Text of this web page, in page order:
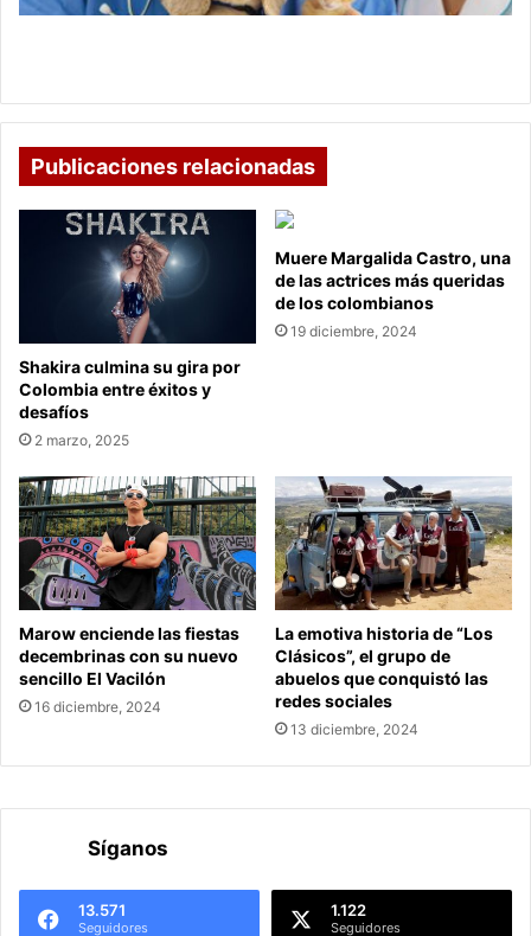
y
Publicaciones relacionadas
Shakira culmina su gira por
Colombia entre éxitos y
desafíos
2 marzo, 2025
Muere Margalida Castro, una
de las actrices más queridas
de los colombianos
19 diciembre, 2024
Marow enciende las fiestas
decembrinas con su nuevo
sencillo El Vacilón
16 diciembre, 2024
La emotiva historia de “Los
Clásicos”, el grupo de
abuelos que conquistó las
redes sociales
13 diciembre, 2024
Síganos
13.571
Seguidores
1.122
Seguidores